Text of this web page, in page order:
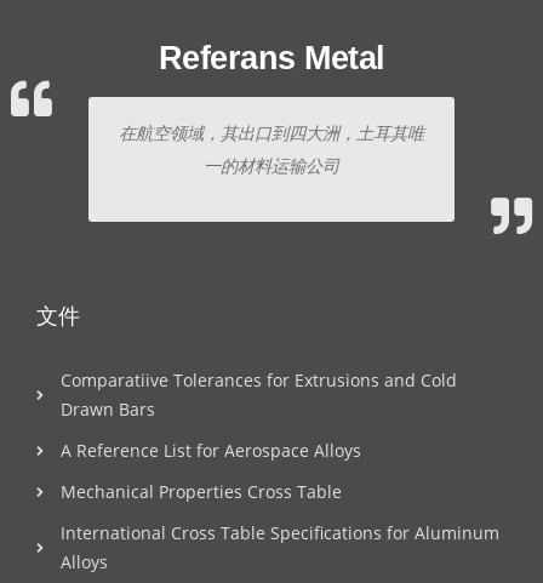
Referans Metal
在航空领域，其出口到四大洲，土耳其唯
一的材料运输公司
文件
Comparatiive Tolerances for Extrusions and Cold
Drawn Bars
A Reference List for Aerospace Alloys
Mechanical Properties Cross Table
International Cross Table Specifications for Aluminum
Alloys